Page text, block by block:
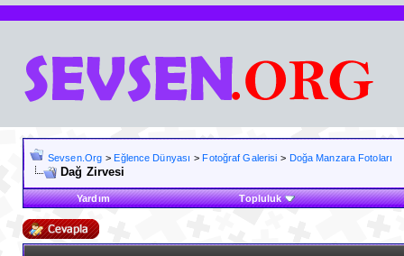
Sevsen.Org > Eğlence Dünyası > Fotoğraf Galerisi > Doğa Manzara Fotoları
Dağ Zirvesi
Yardım Topluluk